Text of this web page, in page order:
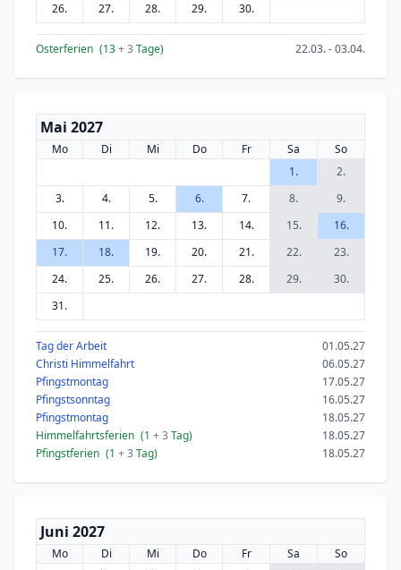
26.
27. 28. 29. 30.
Osterferien (13+ 3 Tage) 22.03. - 03.04.
Mai 2027
Mo Di Mi Do Fr Sa
So
1.
2.
3.
4. 5. 6. 7. 8.
9.
10.
11. 12. 13. 14. 15.
16.
17.
18. 19. 20. 21. 22.
23.
24.
25. 26. 27. 28. 29.
30.
31.
Tag der Arbeit
01.05.27
Christi Himmelfahrt
06.05.27
Pfingstmontag
17.05.27
Pfingstsonntag
16.05.27
Pfingstmontag
18.05.27
Himmelfahrtsferien (1 + 3 Tag)
18.05.27
Pfingstferien (1 + 3 Tag) 18.05.27
Juni 2027
Mo Di Mi Do Fr Sa
So